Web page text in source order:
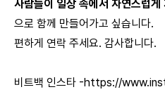
사람들이 일상 속에서 자연스럽
으로 함께 만들어가고 싶습니다.
편하게 연락 주세요. 감사합니다.
비트백 인스타 -https://